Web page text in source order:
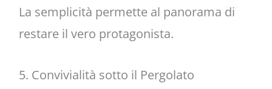
La semplicità permette al panorama di
restare il vero protagonista.
5. Convivialità sotto il Pergolato